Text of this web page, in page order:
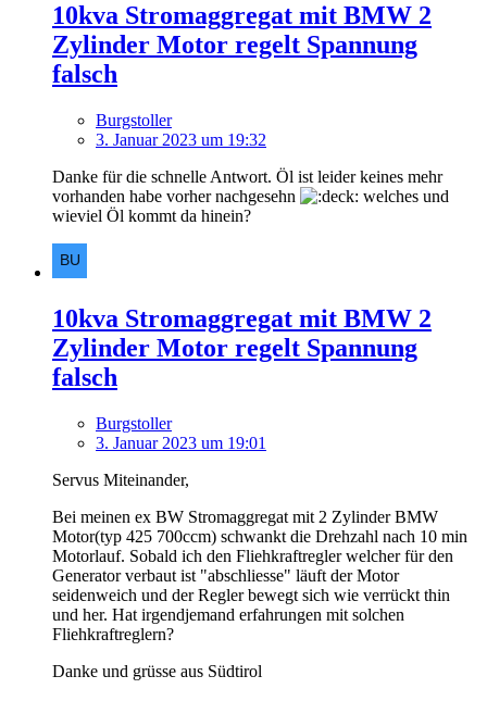
10kva Stromaggregat mit BMW 2
Zylinder Motor regelt Spannung
falsch
Burgstoller
3. Januar 2023 um 19:32
Danke für die schnelle Antwort. Öl ist leider keines mehr
vorhanden habe vorher nachgesehn
welches und
wieviel Öl kommt da hinein?
10kva Stromaggregat mit BMW 2
Zylinder Motor regelt Spannung
falsch
Burgstoller
3. Januar 2023 um 19:01
Servus Miteinander,
Bei meinen ex BW Stromaggregat mit 2 Zylinder BMW
Motor(typ 425 700ccm) schwankt die Drehzahl nach 10 min
Motorlauf. Sobald ich den Fliehkraftregler welcher für den
Generator verbaut ist "abschliesse" läuft der Motor
seidenweich und der Regler bewegt sich wie verrückt thin
und her. Hat irgendjemand erfahrungen mit solchen
Fliehkraftreglern?
Danke und grüsse aus Südtirol